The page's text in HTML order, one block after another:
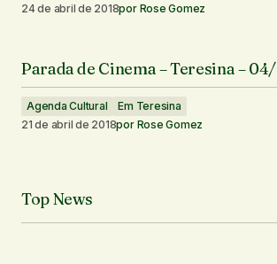
24 de abril de 2018por Rose Gomez
Parada de Cinema – Teresina –
Agenda Cultural
Em Teresina
21 de abril de 2018por Rose Gomez
Top News